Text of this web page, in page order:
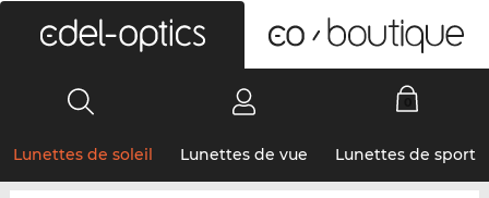
Lunettes de soleil Lunettes de vue Lunettes de sport